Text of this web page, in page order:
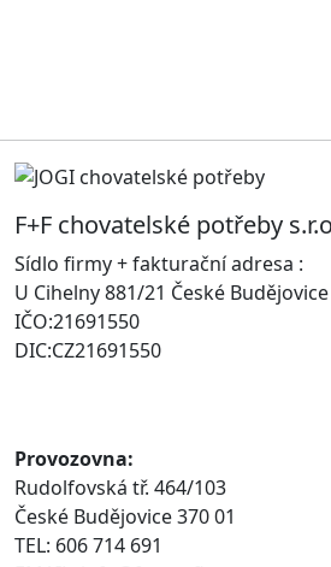
F+F chovatelské potřeby
Sídlo firmy + fakturační adresa :
U Cihelny 881/21 České
IČO:21691550
DIC:CZ21691550
Provozovna:
Rudolfovská tř. 464/103
České Budějovice 370 01
TEL: 606 714 691